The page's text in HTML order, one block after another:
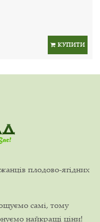
КУПИТИ
плодово-ягідних
самі, тому
найкращі ціни!